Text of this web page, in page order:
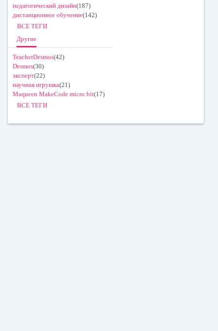
педагогический дизайн(187)
дистанционное обучение(142)
ВСЕ ТЕГИ
Другие
TeacherDesmos(42)
Desmos(30)
эксперт(22)
научная игрушка(21)
Maqueen MakeCode micro:bit(17)
ВСЕ ТЕГИ